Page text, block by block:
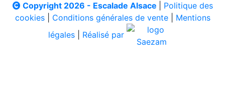
Copyright 2026 - Escalade Alsace
Politique des
cookies| Conditions générales de vente| Mentions
légales
Réalisé par